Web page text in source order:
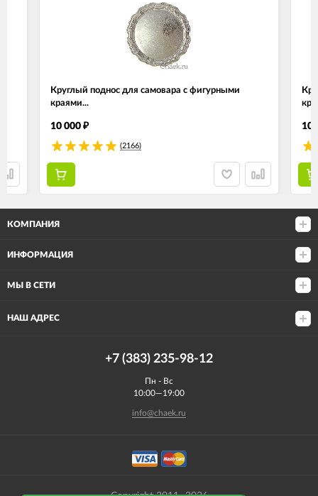
Круглый поднос для самовара с фигурными
краями...
10 000 ₽
(2166)
10
КОМПАНИЯ
ИНФОРМАЦИЯ
МЫ В СЕТИ
НАШ АДРЕС
+7 (383) 235-98-12
Пн - Вс
10:00—19:00
info@chaek.ru